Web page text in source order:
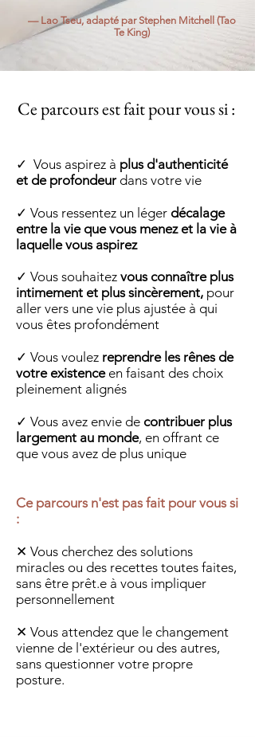
— Lao Tseu, adapté par Stephen Mitchell (Tao
Te King)
Ce parcours est fait pour vous si :
✓ Vous aspirez à plus d'authenticité
et de profondeur dans votre vie
✓ Vous ressentez un léger décalage
entre la vie que vous menez et la vie à
laquelle vous aspirez
✓ Vous souhaitez vous connaître plus
intimement et plus sincèrement, pour
aller vers une vie plus ajustée à qui
vous êtes profondément
✓ Vous voulez reprendre les rênes de
votre existenceen faisant des choix
pleinement alignés
✓ Vous avez envie de contribuer plus
largement au monde, en offrant ce
que vous avez de plus unique
Ce parcours n'est pas fait pour vous si
:
✕ Vous cherchez des solutions
miracles ou des recettes toutes faites,
sans être prêt.e à vous impliquer
personnellement
✕ Vous attendez que le changement
vienne de l'extérieur ou des autres,
sans questionner votre propre
posture.